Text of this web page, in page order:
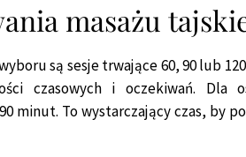
masażu
są sesje trwające 60, 90 lub
czasowych i oczekiwań. Dla
minut. To wystarczający czas, by